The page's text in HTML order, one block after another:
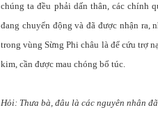
chúng ta đều phải dấn thân, các chính
đang chuyển động và đã được nhận ra,
trong vùng Sừng Phi châu là để cứu trợ
kim, cần được mau chóng bổ túc.
Hỏi: Thưa bà, đâu là các nguyên nhân